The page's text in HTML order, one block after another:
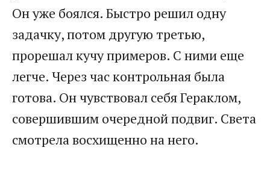
Он уже боялся. Быстро решил одну
задачку, потом другую третью,
прорешал кучу примеров. С ними еще
легче. Через час контрольная была
готова. Он чувствовал себя Гераклом,
совершившим очередной подвиг. Света
смотрела восхищенно на него.